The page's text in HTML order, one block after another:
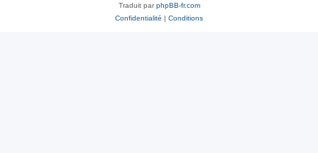
Traduit parphpBB-fr.com
Confidentialité | Conditions